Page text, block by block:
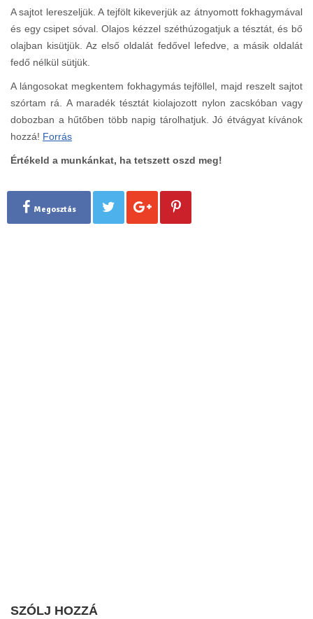
A sajtot lereszeljük. A tejfölt kikeverjük az átnyomott fokhagymával
és egy csipet sóval. Olajos kézzel széthúzogatjuk a tésztát, és bő
olajban kisütjük. Az első oldalát fedővel lefedve, a másik oldalát
fedő nélkül sütjük.
A lángosokat megkentem fokhagymás tejföllel, majd reszelt sajtot
szórtam rá. A maradék tésztát kiolajozott nylon zacskóban vagy
dobozban a hűtőben több napig tárolhatjuk. Jó étvágyat kívánok
hozzá! Forrás
Értékeld a munkánkat, ha tetszett oszd meg!
Megosztás
SZÓLJ HOZZÁ